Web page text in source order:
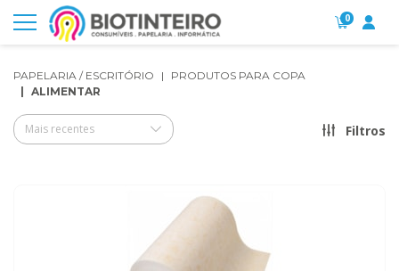
0
PAPELARIA / ESCRITÓRIO
PRODUTOS PARA COPA
ALIMENTAR
Mais recentes Filtros